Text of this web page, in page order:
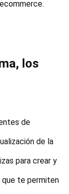
los
de
de la
para crear y
te permiten